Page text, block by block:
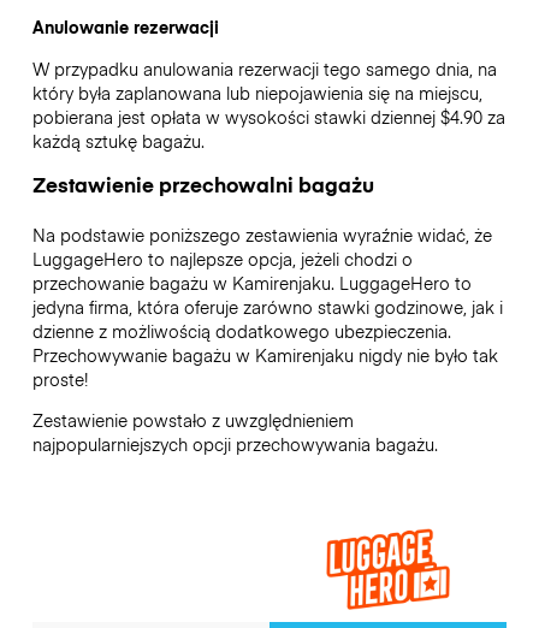
Anulowanie rezerwacji
W przypadku anulowania rezerwacji tego samego dnia, na
który była zaplanowana lub niepojawienia się na miejscu,
pobierana jest opłata w wysokości stawki dziennej $4.90 za
każdą sztukę bagażu.
Zestawienie przechowalni bagażu
Na podstawie poniższego zestawienia wyraźnie widać, że
LuggageHero to najlepsze opcja, jeżeli chodzi o
przechowanie bagażu w Kamirenjaku. LuggageHero to
jedyna firma, która oferuje zarówno stawki godzinowe, jak i
dzienne z możliwością dodatkowego ubezpieczenia.
Przechowywanie bagażu w Kamirenjaku nigdy nie było tak
proste!
Zestawienie powstało z uwzględnieniem
najpopularniejszych opcji przechowywania bagażu.